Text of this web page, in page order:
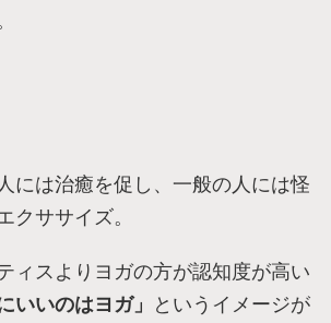
には治癒を促し、一般の人には怪
クササイズ。
ィスよりヨガの方が認知度が高い
いいのはヨガ」
というイメージが